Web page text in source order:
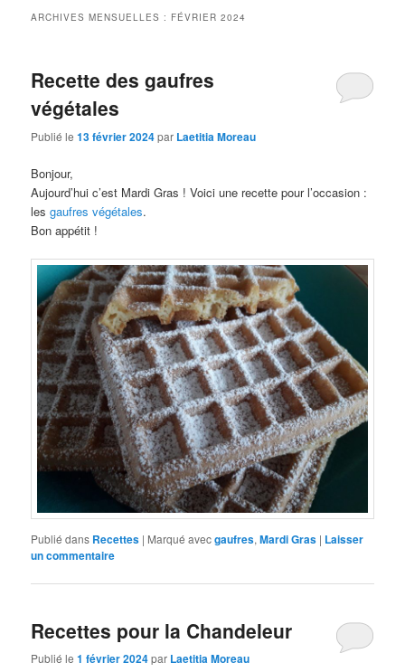
ARCHIVES MENSUELLES : FÉVRIER 2024
Recette des gaufres
végétales
Publié le13 février 2024par Laetitia Moreau
Bonjour,
Aujourd’hui c’est Mardi Gras ! Voici une recette pour l’occasion :
lesgaufres végétales.
Bon appétit !
Publié dans Recettes | Marqué avecgaufres,Mardi Gras | Laisser
un commentaire
Recettes pour la Chandeleur
Publié le1 février 2024par Laetitia Moreau